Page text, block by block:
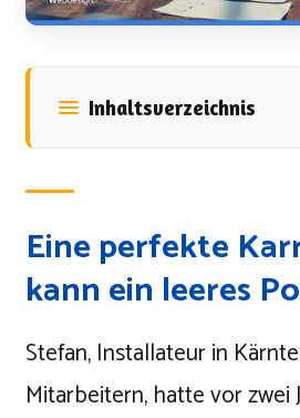
Inhaltsverzeichnis
Eine perfekte
kann ein leeres
Stefan, Installateur in
Mitarbeitern, hatte vor zwei